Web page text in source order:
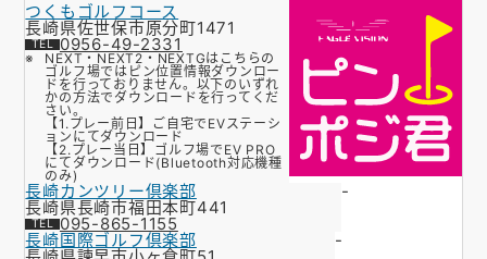
つくもゴルフコース
長崎県佐世保市原分町1471
0956-49-2331
NEXT・NEXT2・NEXTGはこちらの
ゴルフ場ではピン位置情報ダウンロー
ドを行っておりません。以下のいずれ
かの方法でダウンロードを行ってくだ
さい。
【1.プレー前日】ご自宅でEVステーシ
ョンにてダウンロード
【2.プレー当日】ゴルフ場でEV PRO
にてダウンロード(Bluetooth対応機種
のみ)
長崎カンツリー倶楽部
長崎県長崎市福田本町441
095-865-1155
-
長崎国際ゴルフ倶楽部 -